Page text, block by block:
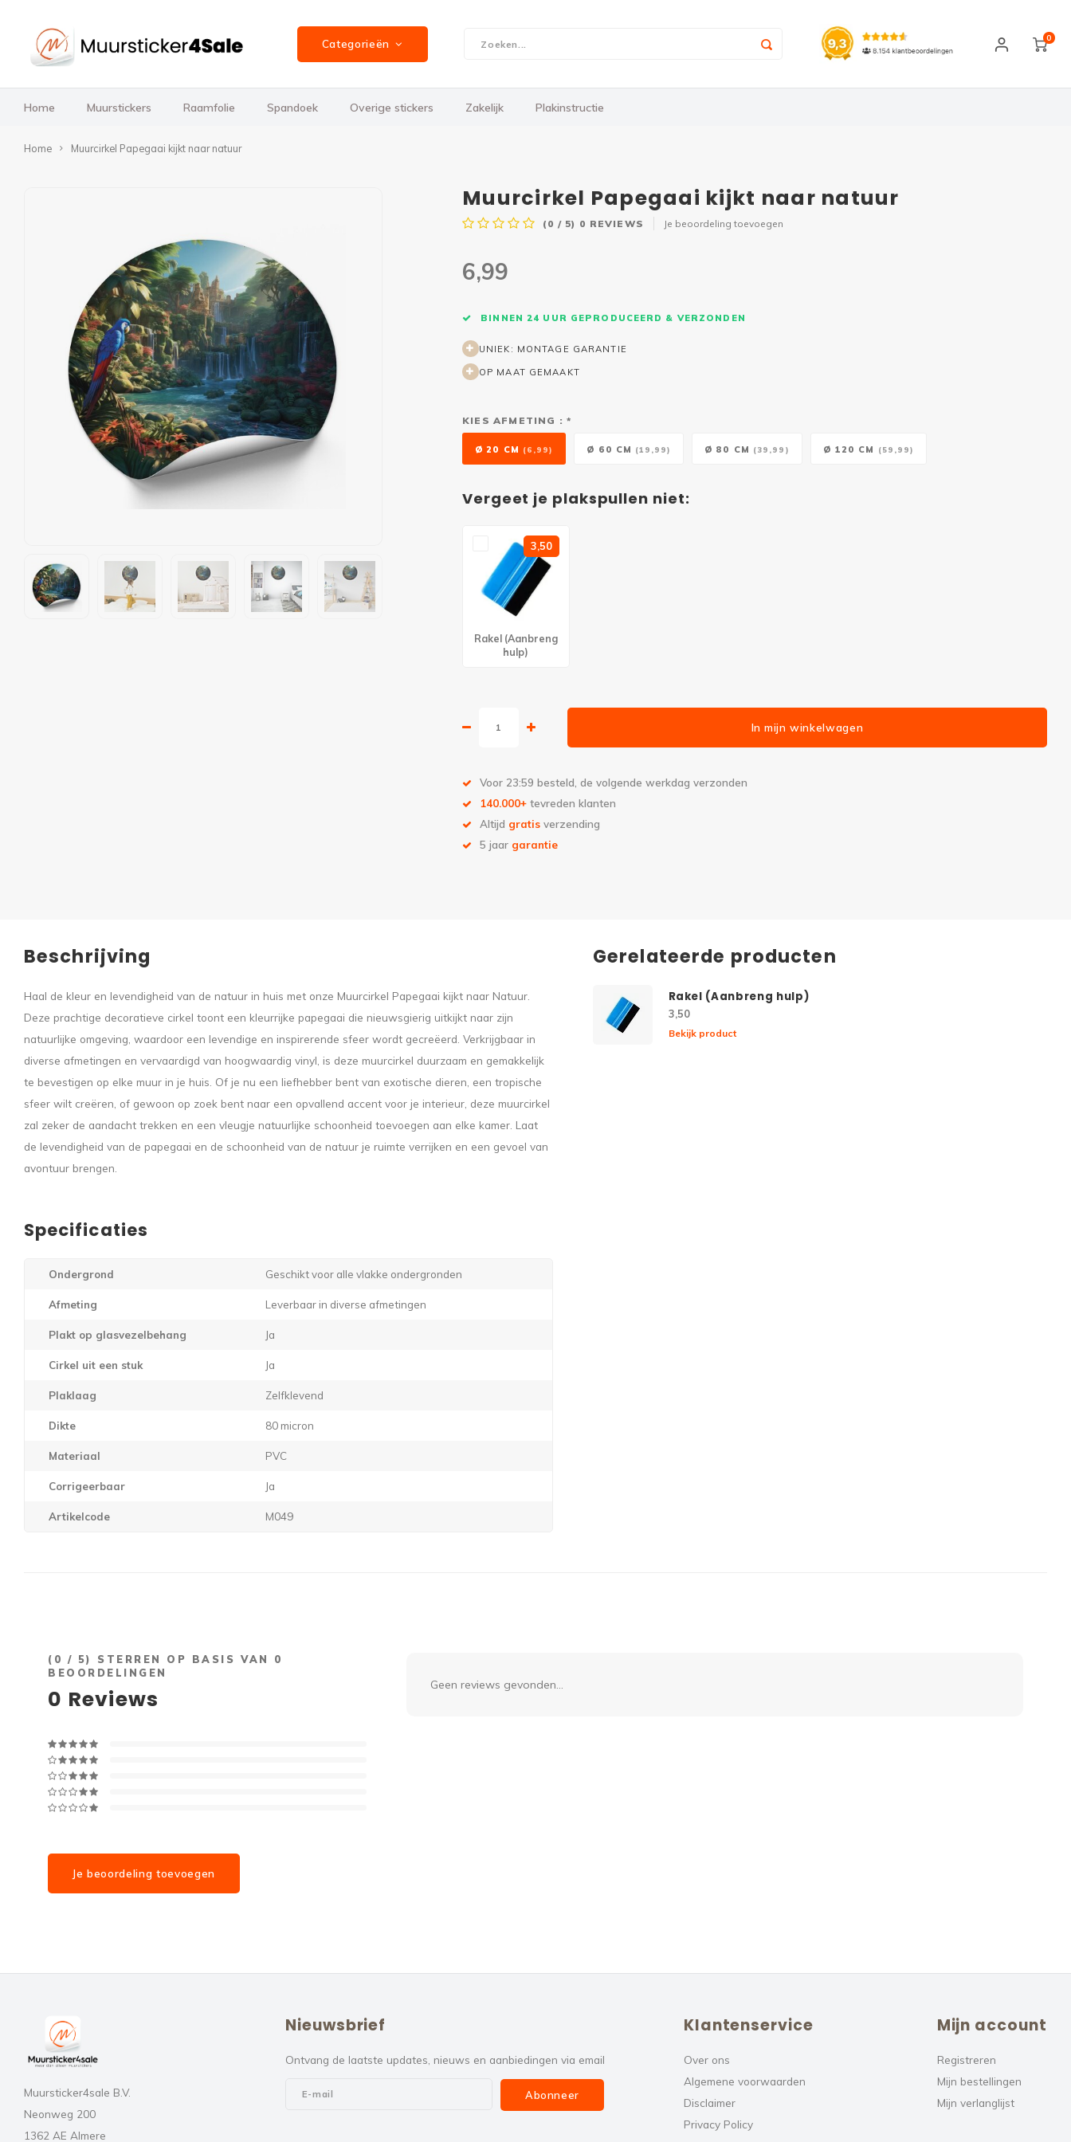
Categorieën 0
Home Muurstickers Raamfolie Spandoek Overige stickers Zakelijk Plakinstructie
Home Muurcirkel Papegaai kijkt naar natuur
Muurcirkel Papegaai kijkt naar natuur
(0 / 5) 0 REVIEWS Je beoordeling toevoegen
6,99
BINNEN 24 UUR GEPRODUCEERD & VERZONDEN
UNIEK: MONTAGE GARANTIE
OP MAAT GEMAAKT
KIES AFMETING : *
Ø 20 CM (6,99) Ø 60 CM (19,99) Ø 80 CM (39,99) Ø 120 CM (59,99)
Vergeet je plakspullen niet:
3,50
Rakel (Aanbreng
hulp)
In mijn winkelwagen
Voor 23:59 besteld, de volgende werkdag verzonden
140.000+ tevreden klanten
Altijd gratis verzending
5 jaar garantie
Beschrijving
Haal de kleur en levendigheid van de natuur in huis met onze Muurcirkel Papegaai kijkt naar Natuur.
Deze prachtige decoratieve cirkel toont een kleurrijke papegaai die nieuwsgierig uitkijkt naar zijn
natuurlijke omgeving, waardoor een levendige en inspirerende sfeer wordt gecreëerd. Verkrijgbaar in
diverse afmetingen en vervaardigd van hoogwaardig vinyl, is deze muurcirkel duurzaam en gemakkelijk
te bevestigen op elke muur in je huis. Of je nu een liefhebber bent van exotische dieren, een tropische
sfeer wilt creëren, of gewoon op zoek bent naar een opvallend accent voor je interieur, deze muurcirkel
zal zeker de aandacht trekken en een vleugje natuurlijke schoonheid toevoegen aan elke kamer. Laat
de levendigheid van de papegaai en de schoonheid van de natuur je ruimte verrijken en een gevoel van
avontuur brengen.
Specificaties
Ondergrond Geschikt voor alle vlakke ondergronden
Afmeting Leverbaar in diverse afmetingen
Plakt op glasvezelbehang Ja
Cirkel uit een stuk Ja
Plaklaag Zelfklevend
Dikte 80 micron
Materiaal PVC
Corrigeerbaar Ja
Artikelcode M049
Gerelateerde producten
Rakel (Aanbreng hulp)
3,50
Bekijk product
( 0 / 5) STERREN OP BASIS VAN 0
BEOORDELINGEN
0 Reviews
Je beoordeling toevoegen
Geen reviews gevonden...
Muursticker4sale B.V.
Neonweg 200
1362 AE Almere
Nieuwsbrief
Ontvang de laatste updates, nieuws en aanbiedingen via email
Abonneer
Klantenservice
Over ons
Algemene voorwaarden
Disclaimer
Privacy Policy
Mijn account
Registreren
Mijn bestellingen
Mijn verlanglijst